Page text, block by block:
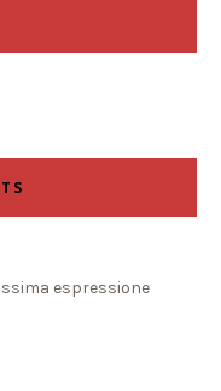
espressione